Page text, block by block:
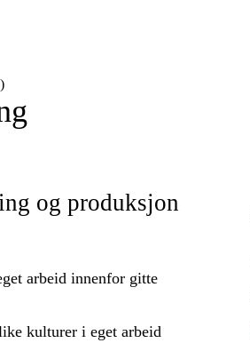
og produksjon
arbeid innenfor gitte
kulturer i eget arbeid